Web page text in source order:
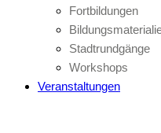
Fortbildungen
Stadtrundgänge
Workshops
Veranstaltungen